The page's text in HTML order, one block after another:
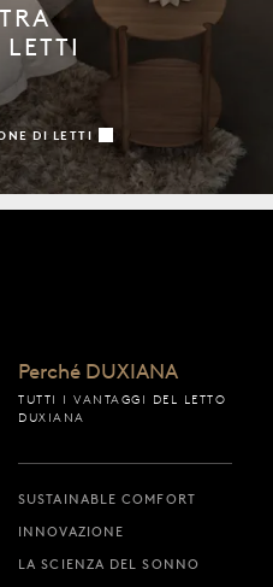
DI LETTI
Perché DUXIANA
TUTTI I VANTAGGI DEL LETTO
DUXIANA
SUSTAINABLE COMFORT
INNOVAZIONE
LA SCIENZA DEL SONNO